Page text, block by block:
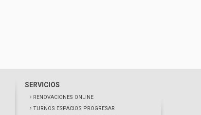
SERVICIOS
RENOVACIONES ONLINE
TURNOS ESPACIOS PROGRESAR